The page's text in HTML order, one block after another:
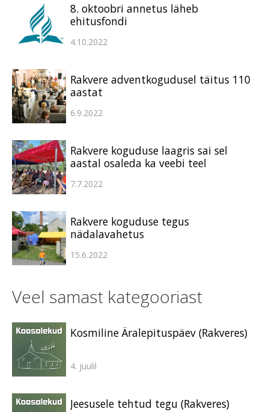
8. oktoobri annetus läheb
ehitusfondi
4.10.2022
Rakvere adventkogudusel täitus 110
aastat
6.9.2022
Rakvere koguduse laagris sai sel
aastal osaleda ka veebi teel
7.7.2022
Rakvere koguduse tegus
nädalavahetus
15.6.2022
Veel samast kategooriast
Kosmiline Äralepituspäev (Rakveres)
4. juulil
Jeesusele tehtud tegu (Rakveres)